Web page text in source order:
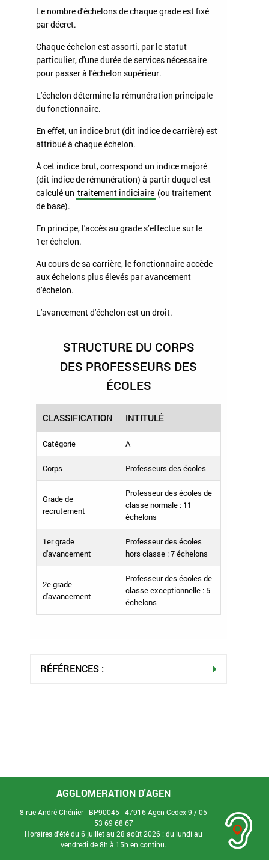
Le nombre d'échelons de chaque grade est fixé
par décret.
Chaque échelon est assorti, par le statut
particulier, d'une durée de services nécessaire
pour passer à l'échelon supérieur.
L'échelon détermine la rémunération principale
du fonctionnaire.
En effet, un indice brut (dit indice de carrière) est
attribué à chaque échelon.
À cet indice brut, correspond un indice majoré
(dit indice de rémunération) à partir duquel est
calculé un traitement indiciaire (ou traitement
de base).
En principe, l'accès au grade s’effectue sur le
1eréchelon.
Au cours de sa carrière, le fonctionnaire accède
aux échelons plus élevés par avancement
d'échelon.
L'avancement d'échelon est un droit.
STRUCTURE DU CORPS
DES PROFESSEURS DES
ÉCOLES
CLASSIFICATION INTITULÉ
Catégorie A
Corps Professeurs des écoles
Grade de
recrutement
Professeur des écoles de
classe normale : 11
échelons
1ergrade
d'avancement
Professeur des écoles
hors classe : 7 échelons
2egrade
d'avancement
Professeur des écoles de
classe exceptionnelle : 5
échelons
RÉFÉRENCES :
AGGLOMERATION D'AGEN
8 rue André Chénier - BP90045 - 47916 Agen Cedex 9 /05
53 69 68 67
Horaires d'été du 6 juillet au 28 août 2026 : du lundi au
vendredi de 8h à 15h en continu.